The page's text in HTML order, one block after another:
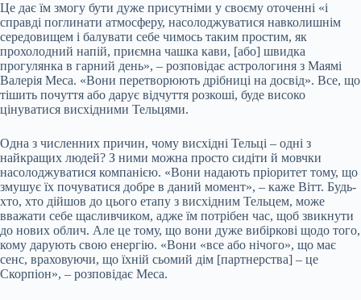
Це дає їм змогу бути дуже присутніми у своєму оточенні «і
справді поглинати атмосферу, насолоджуватися навколишнім
середовищем і балувати себе чимось таким простим, як
прохолодний напій, приємна чашка кави, [або] швидка
прогулянка в гарний день», – розповідає астрологиня з Маямі
Валерія Меса. «Вони перетворюють дрібниці на досвід». Все, що
тішить почуття або дарує відчуття розкоші, буде високо
цінуватися висхідними Тельцями.
Одна з численних причин, чому висхідні Тельці – одні з
найкращих людей? З ними можна просто сидіти й мовчки
насолоджуватися компанією. «Вони надають пріоритет тому, що
змушує їх почуватися добре в даний момент», – каже Вітт. Будь-
хто, хто дійшов до цього етапу з висхідним Тельцем, може
вважати себе щасливчиком, адже їм потрібен час, щоб звикнути
до нових облич. Але це тому, що вони дуже вибіркові щодо того,
кому дарують свою енергію. «Вони «все або нічого», що має
сенс, враховуючи, що їхній сьомий дім [партнерства] – це
Скорпіон», – розповідає Меса.